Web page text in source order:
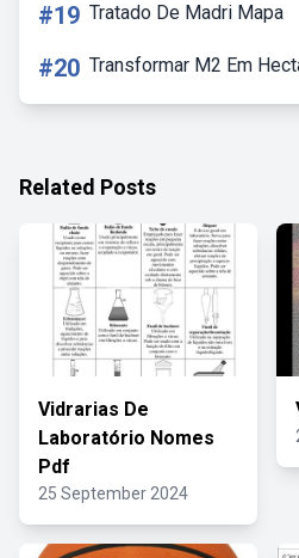
#19 Tratado De Madri Mapa
#20 Transformar M2 Em
Related Posts
Vidrarias De
Laboratório Nomes
Pdf
25 September 2024